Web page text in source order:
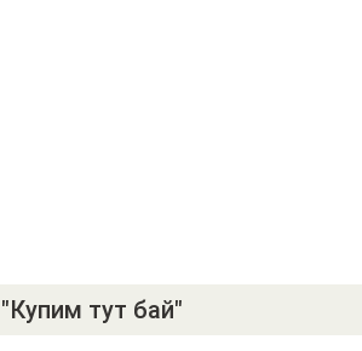
тут бай"